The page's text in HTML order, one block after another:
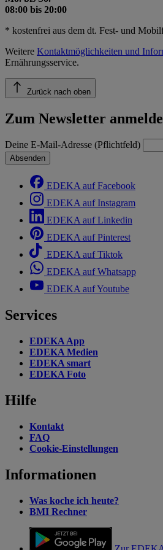
08:00 bis 20:00
* kostenfrei aus dem dt. Fest- und
Weitere Kontaktmöglichkeiten und
Ernährungsservice.
Zurück nach oben
Zum Newsletter
Deine E-Mail-Adresse (Pflichtfeld)
Absenden
EDEKA auf Facebook
EDEKA auf Instagram
EDEKA auf Linkedin
EDEKA auf Pinterest
EDEKA auf Tiktok
EDEKA auf Whatsapp
EDEKA auf Youtube
Services
EDEKA App
EDEKA Medien
EDEKA smart
EDEKA Foto
Hilfe
Kontakt
FAQ
Cookie-Einstellungen
Informationen
Was koche ich heute?
BMI Rechner